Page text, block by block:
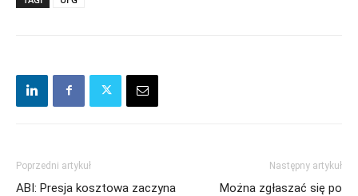
Poprzedni artykuł
ABI: Presja kosztowa zaczyna
Następny artykuł
Można zgłaszać się po